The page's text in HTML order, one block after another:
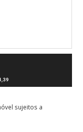
sujeitos a